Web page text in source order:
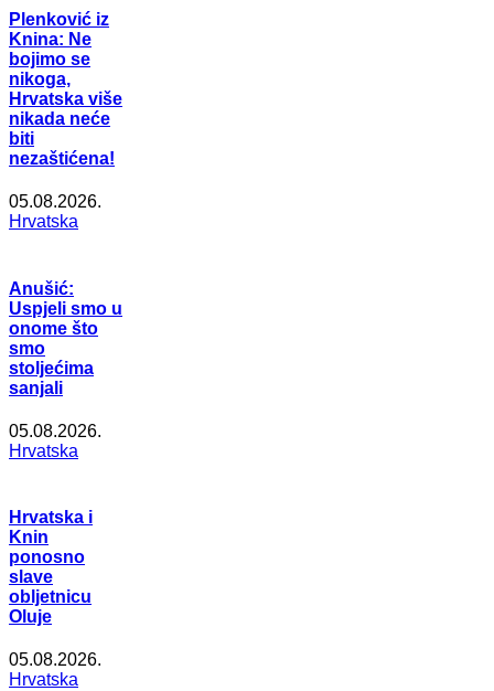
Plenković iz
Knina: Ne
bojimo se
nikoga,
Hrvatska više
nikada neće
biti
nezaštićena!
05.08.2026.
Hrvatska
Anušić:
Uspjeli smo u
onome što
smo
stoljećima
sanjali
05.08.2026.
Hrvatska
Hrvatska i
Knin
ponosno
slave
obljetnicu
Oluje
05.08.2026.
Hrvatska